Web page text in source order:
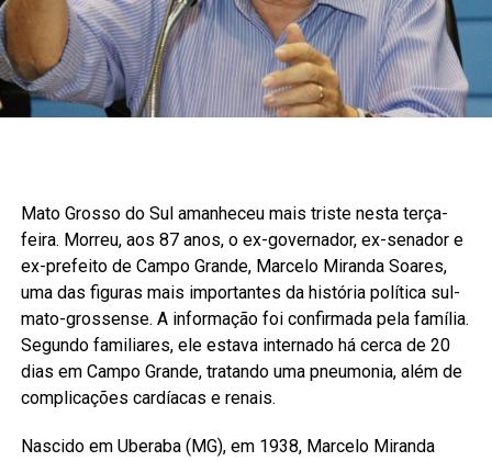
Mato Grosso do Sul amanheceu mais triste nesta terça-
feira. Morreu, aos 87 anos, o ex-governador, ex-senador e
ex-prefeito de Campo Grande, Marcelo Miranda Soares,
uma das figuras mais importantes da história política sul-
mato-grossense. A informação foi confirmada pela família.
Segundo familiares, ele estava internado há cerca de 20
dias em Campo Grande, tratando uma pneumonia, além de
complicações cardíacas e renais.
Nascido em Uberaba (MG), em 1938, Marcelo Miranda